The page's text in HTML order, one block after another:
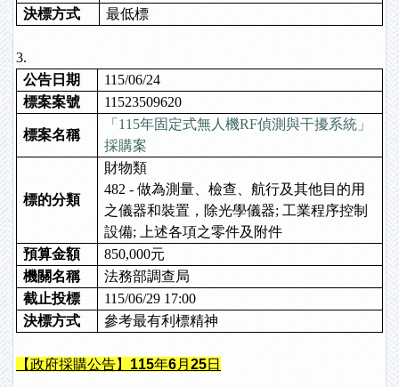
決標方式
最低標
3.
公告日期
115/06/24
標案案號
11523509620
標案名稱
「115年固定式無人機RF偵測與干擾系統」
採購案
標的分類
財物類
482 - 做為測量、檢查、航行及其他目的用
之儀器和裝置，除光學儀器; 工業程序控制
設備; 上述各項之零件及附件
預算金額
850,000元
機關名稱
法務部調查局
截止投標
115/06/29 17:00
決標方式
參考最有利標精神
【政府採購公告】115年6月25日